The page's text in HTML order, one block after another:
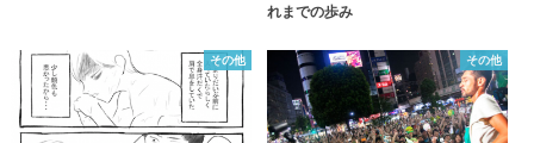
れまでの歩み
その他 その他